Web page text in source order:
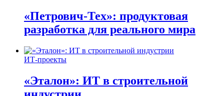
«Петрович-Тех»: продуктовая
разработка для реального мира
ИТ-проекты
«Эталон»: ИТ в строительной